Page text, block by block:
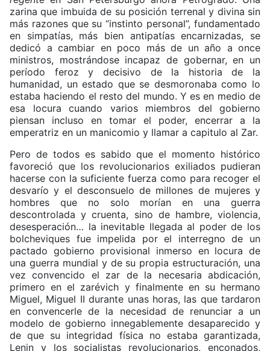
zarina que imbuida de su posición terrenal y divina sin
más razones que su “instinto personal”, fundamentado
en simpatías, más bien antipatías encarnizadas, se
dedicó a cambiar en poco más de un año a once
ministros, mostrándose incapaz de gobernar, en un
período feroz y decisivo de la historia de la
humanidad, un estado que se desmoronaba como lo
estaba haciendo el resto del mundo. Y es en medio de
esa locura cuando varios miembros del gobierno
piensan incluso en tomar el poder, encerrar a la
emperatriz en un manicomio y llamar a capitulo al Zar.
Pero de todos es sabido que el momento histórico
favoreció que los revolucionarios exiliados pudieran
hacerse con la suficiente fuerza como para recoger el
desvarío y el desconsuelo de millones de mujeres y
hombres que no solo morían en una guerra
descontrolada y cruenta, sino de hambre, violencia,
desesperación… la inevitable llegada al poder de los
bolcheviques fue impelida por el interregno de un
pactado gobierno provisional inmerso en locura de
una guerra mundial y de su propia estructuración, una
vez convencido el zar de la necesaria abdicación,
primero en el zarévich y finalmente en su hermano
Miguel, Miguel II durante unas horas, las que tardaron
en convencerle de la necesidad de renunciar a un
modelo de gobierno innegablemente desaparecido y
de que su integridad física no estaba garantizada,
Lenin y los socialistas revolucionarios, enconados,